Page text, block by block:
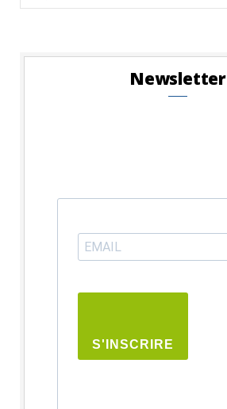
for:
Newsletter
S'INSCRIRE